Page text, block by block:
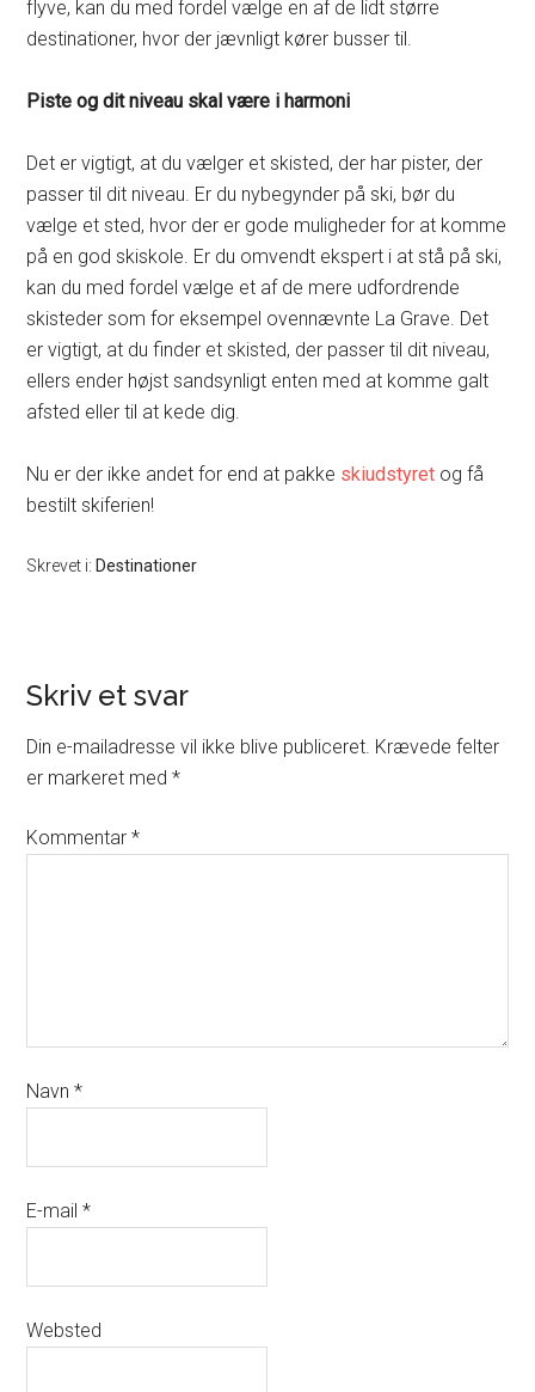
flyve, kan du med fordel vælge en af de lidt større
destinationer, hvor der jævnligt kører busser til.
Piste og dit niveau skal være i harmoni
Det er vigtigt, at du vælger et skisted, der har pister, der
passer til dit niveau. Er du nybegynder på ski, bør du
vælge et sted, hvor der er gode muligheder for at komme
på en god skiskole. Er du omvendt ekspert i at stå på ski,
kan du med fordel vælge et af de mere udfordrende
skisteder som for eksempel ovennævnte La Grave. Det
er vigtigt, at du finder et skisted, der passer til dit niveau,
ellers ender højst sandsynligt enten med at komme galt
afsted eller til at kede dig.
Nu er der ikke andet for end at pakke skiudstyret og få
bestilt skiferien!
Skrevet i: Destinationer
Skriv et svar
Din e-mailadresse vil ikke blive publiceret. Krævede felter
er markeret med*
Kommentar*
Navn*
E-mail*
Websted